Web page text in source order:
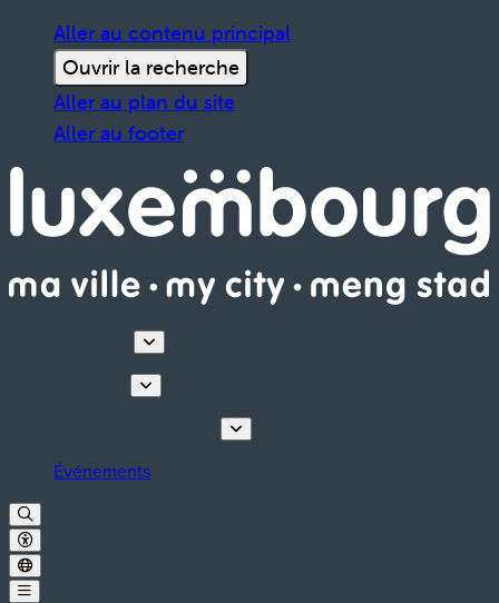
Aller au contenu principal
Ouvrir la recherche
Aller au plan du site
Aller au footer
Événements